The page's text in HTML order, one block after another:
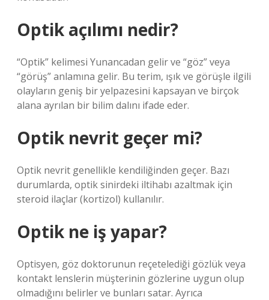
Optik açılımı nedir?
“Optik” kelimesi Yunancadan gelir ve “göz” veya
“görüş” anlamına gelir. Bu terim, ışık ve görüşle ilgili
olayların geniş bir yelpazesini kapsayan ve birçok
alana ayrılan bir bilim dalını ifade eder.
Optik nevrit geçer mi?
Optik nevrit genellikle kendiliğinden geçer. Bazı
durumlarda, optik sinirdeki iltihabı azaltmak için
steroid ilaçlar (kortizol) kullanılır.
Optik ne iş yapar?
Optisyen, göz doktorunun reçetelediği gözlük veya
kontakt lenslerin müşterinin gözlerine uygun olup
olmadığını belirler ve bunları satar. Ayrıca